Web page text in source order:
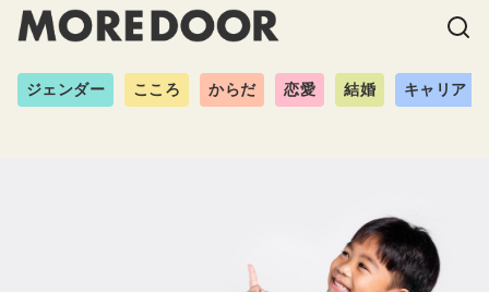
ジェンダー こころ からだ 恋愛 結婚 キャリア